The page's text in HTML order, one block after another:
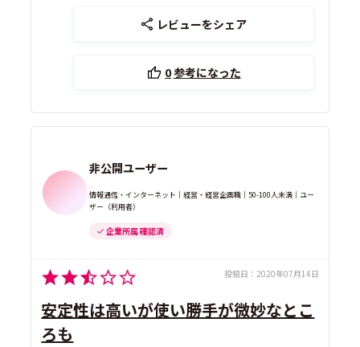
レビューをシェア
0参考になった
非公開ユーザー
情報通信・インターネット｜経営・経営企画職｜50-100人未満｜ユー
ザー（利用者）
企業所属 確認済
投稿日： 2020年07月14日
安定性は高いが使い勝手が微妙なとこ
ろも